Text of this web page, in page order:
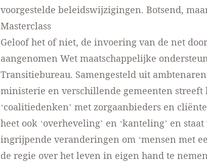
voorgestelde beleidswijzigingen. Botsend,
Masterclass
Geloof het of niet, de invoering van de net
aangenomen Wet maatschappelijke
Transitiebureau. Samengesteld uit
ministerie en verschillende gemeenten streeft
‘coalitiedenken’ met zorgaanbieders en
heet ook ‘overheveling’ en ‘kanteling’ en
ingrijpende veranderingen om ‘mensen met
de regie over het leven in eigen hand te